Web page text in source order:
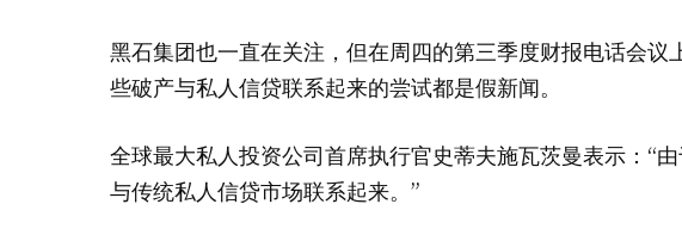
黑石集团也一直在关注，但在周四的第三季度财报电话会
些破产与私人信贷联系起来的尝试都是假新闻。
全球最大私人投资公司首席执行官史蒂夫施瓦茨曼表示：“
与传统私人信贷市场联系起来。”